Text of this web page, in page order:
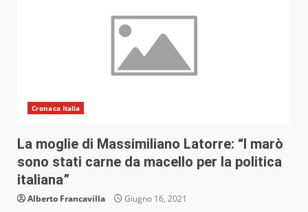
Cronaca Italia
La moglie di Massimiliano Latorre: “I marò
sono stati carne da macello per la politica
italiana”
Alberto Francavilla Giugno 16, 2021